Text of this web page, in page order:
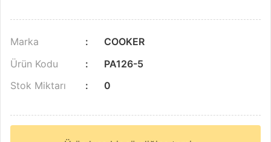
Marka
COOKER
Ürün Kodu
PA126-5
Stok Miktarı
0